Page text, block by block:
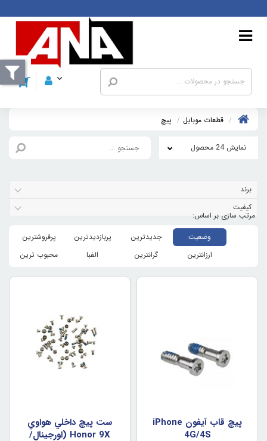
قطعات موبايل پیچ
نمایش 24 محصول
برند
کیفیت
وضعیت جدیدترین پربازدیدترین
پرفروشترین
ارزانترین
گرانترین الفبا محبوب ترین
پيچ قاب آيفون iPhone
4G/4S
ست پيچ داخلي هواوي
Honor 9X (اورجينال/